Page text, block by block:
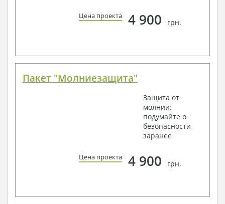
Цена проекта 4 900 грн.
Пакет "Молниезащита"
Защита от
молнии:
подумайте о
безопасности
заранее
Цена проекта 4 900 грн.